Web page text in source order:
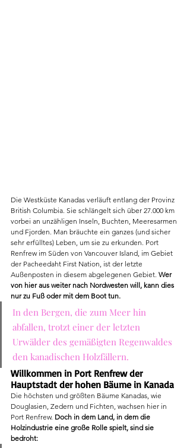
Die Westküste Kanadas verläuft entlang der Provinz
British Columbia. Sie schlängelt sich über 27.000 km
vorbei an unzähligen Inseln, Buchten, Meeresarmen
und Fjorden. Man bräuchte ein ganzes (und sicher
sehr erfülltes) Leben, um sie zu erkunden. Port
Renfrew im Süden von Vancouver Island, im Gebiet
der Pacheedaht First Nation, ist der letzte
Außenposten in diesem abgelegenen Gebiet. Wer
von hier aus weiter nach Nordwesten will, kann dies
nur zu Fuß oder mit dem Boot tun.
In den Bergen, die zum Meer hin
abfallen, trotzt einer der letzten
Urwälder des gemäßigten Regenwaldes
den kanadischen Holzfällern.
Willkommen in Port Renfrew der
Hauptstadt der hohen Bäume in Kanada
Die höchsten und größten Bäume Kanadas, wie
Douglasien, Zedern und Fichten, wachsen hier in
Port Renfrew. Doch in dem Land, in dem die
Holzindustrie eine große Rolle spielt, sind sie
bedroht: